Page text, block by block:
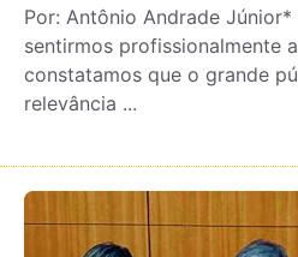
Por: Antônio Andrade
sentirmos profissionalmente
constatamos que o grande
relevância ...